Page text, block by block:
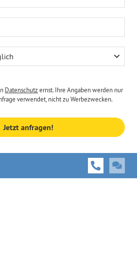
Datenschutzernst. Ihre Angaben werden nur
verwendet, nicht zu Werbezwecken.
Jetzt anfragen!